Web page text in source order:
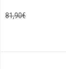
81,90€